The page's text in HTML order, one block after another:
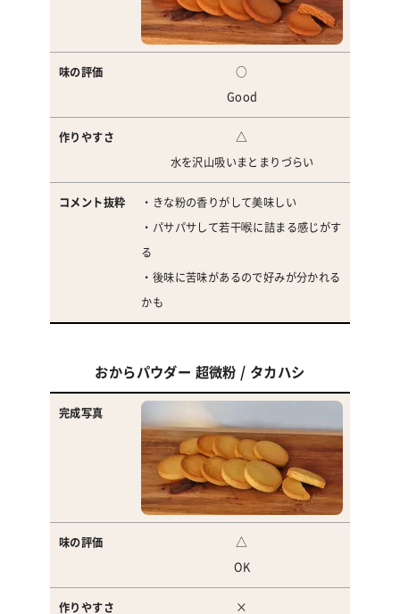
○
Good
△
水を沢山吸いまとまりづらい
・きな粉の香りがして美味しい
・パサパサして若干喉に詰まる感じがす
る
・後味に苦味があるので好みが分かれる
かも
おからパウダー 超微粉 / タカハシ
△
OK
×